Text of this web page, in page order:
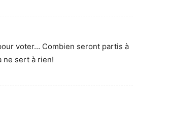
voter… Combien seront partis à
ne sert à rien!